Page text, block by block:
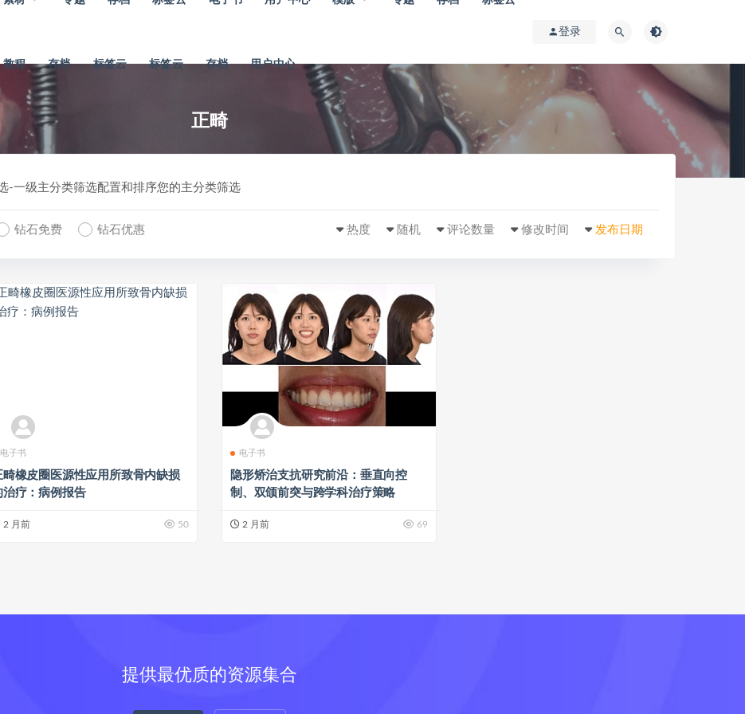
教程 存档 标签云 标签云 存档 用户中心
登录
正畸
-一级主分类筛选配置和排序您的主分类筛选
钻石免费 钻石优惠 发布日期
修改时间
评论数量
随机
热度
电子书
畸橡皮圈医源性应用所致骨内缺损
治疗：病例报告
2 月前 50
电子书
隐形矫治支抗研究前沿：垂直向控
制、双颌前突与跨学科治疗策略
2 月前 69
提供最优质的资源集合